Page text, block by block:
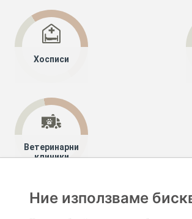
Хосписи
Ветеринарни
клиники
Специалисти
Ние използваме